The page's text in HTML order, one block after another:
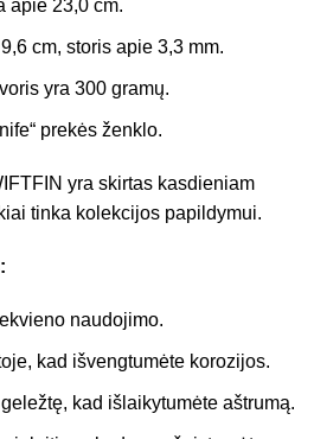
apie 23,0 cm.
cm, storis apie 3,3 mm.
yra 300 gramų.
prekės ženklo.
yra skirtas kasdieniam
tinka kolekcijos papildymui.
naudojimo.
kad išvengtumėte korozijos.
kad išlaikytumėte aštrumą.